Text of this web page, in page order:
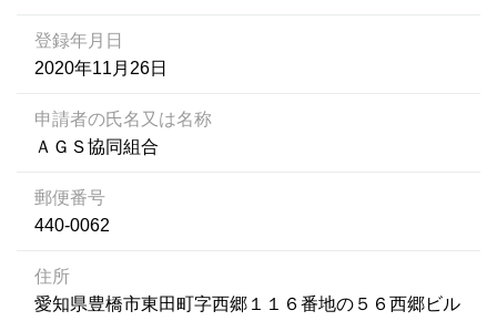
登録年月日
2020年11月26日
申請者の氏名又は名称
ＡＧＳ協同組合
郵便番号
440-0062
住所
愛知県豊橋市東田町字西郷１１６番地の５６西郷ビル